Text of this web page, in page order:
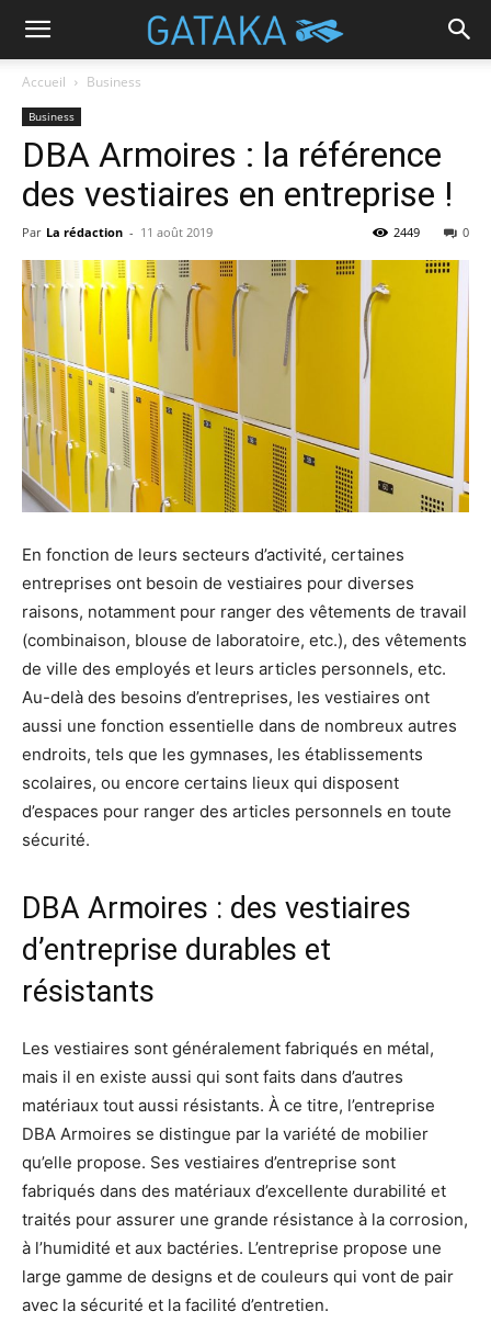
Accueil Business
Business
DBA Armoires : la référence
des vestiaires en entreprise !
Par La rédaction - 11 août 2019 0
2449
En fonction de leurs secteurs d’activité, certaines
entreprises ont besoin de vestiaires pour diverses
raisons, notamment pour ranger des vêtements de travail
(combinaison, blouse de laboratoire, etc.), des vêtements
de ville des employés et leurs articles personnels, etc.
Au-delà des besoins d’entreprises, les vestiaires ont
aussi une fonction essentielle dans de nombreux autres
endroits, tels que les gymnases, les établissements
scolaires, ou encore certains lieux qui disposent
d’espaces pour ranger des articles personnels en toute
sécurité.
DBA Armoires : des vestiaires
d’entreprise durables et
résistants
Les vestiaires sont généralement fabriqués en métal,
mais il en existe aussi qui sont faits dans d’autres
matériaux tout aussi résistants. À ce titre, l’entreprise
DBA Armoires se distingue par la variété de mobilier
qu’elle propose. Ses vestiaires d’entreprise sont
fabriqués dans des matériaux d’excellente durabilité et
traités pour assurer une grande résistance à la corrosion,
à l’humidité et aux bactéries. L’entreprise propose une
large gamme de designs et de couleurs qui vont de pair
avec la sécurité et la facilité d’entretien.